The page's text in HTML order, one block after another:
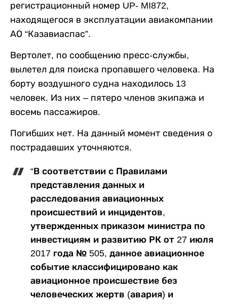
регистрационный номер UP- MI872,
находящегося в эксплуатации авиакомпании
АО “Казавиаспас”.
Вертолет, по сообщению пресс-службы,
вылетел для поиска пропавшего человека. На
борту воздушного судна находилось 13
человек. Из них – пятеро членов экипажа и
восемь пассажиров.
Погибших нет. На данный момент сведения о
пострадавших уточняются.
“В соответствии с Правилами
представления данных и
расследования авиационных
происшествий и инцидентов,
утвержденных приказом министра по
инвестициям и развитию РК от 27 июля
2017 года № 505, данное авиационное
событие классифицировано как
авиационное происшествие без
человеческих жертв (авария) и